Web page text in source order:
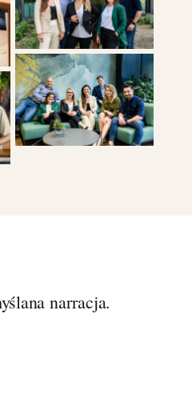
narracja.